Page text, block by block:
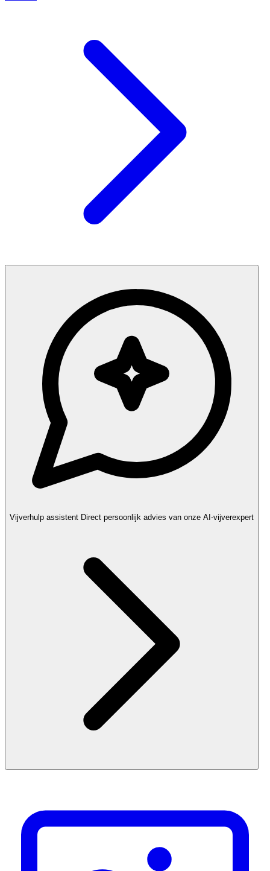
Vijverhulp assistent Direct persoonlijk advies van onze AI-vijverexpert